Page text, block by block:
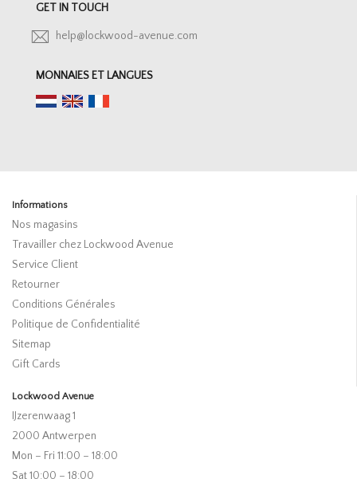
GET IN TOUCH
help@lockwood-avenue.com
MONNAIES ET LANGUES
Informations
Nos magasins
Travailler chez Lockwood Avenue
Service Client
Retourner
Conditions Générales
Politique de Confidentialité
Sitemap
Gift Cards
Lockwood Avenue
IJzerenwaag 1
2000 Antwerpen
Mon – Fri 11:00 – 18:00
Sat 10:00 – 18:00